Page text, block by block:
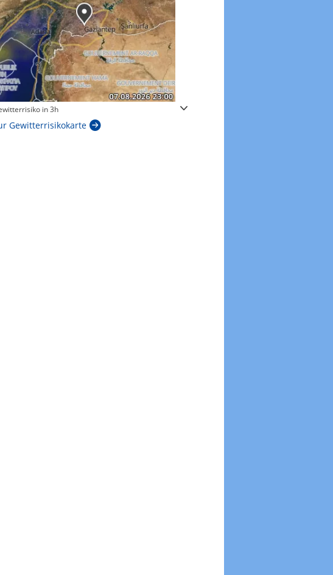
in 3h
Gewitterrisikokarte
Windböen heute